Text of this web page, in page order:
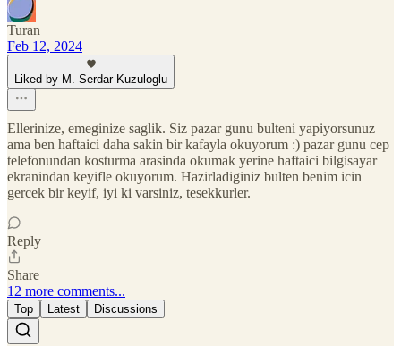
Turan
Feb 12, 2024
Liked by M. Serdar Kuzuloglu
Ellerinize, emeginize saglik. Siz pazar gunu bulteni yapiyorsunuz
ama ben haftaici daha sakin bir kafayla okuyorum :) pazar gunu cep
telefonundan kosturma arasinda okumak yerine haftaici bilgisayar
ekranindan keyifle okuyorum. Hazirladiginiz bulten benim icin
gercek bir keyif, iyi ki varsiniz, tesekkurler.
Reply
Share
12 more comments...
Top Latest Discussions